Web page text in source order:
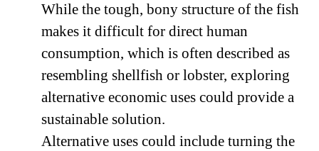
While the tough, bony structure of the fish
makes it difficult for direct human
consumption, which is often described as
resembling shellfish or lobster, exploring
alternative economic uses could provide a
sustainable solution.
Alternative uses could include turning the